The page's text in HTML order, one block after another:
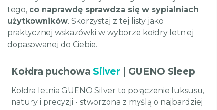
tego, co naprawdę sprawdza się w sypialniach
użytkowników. Skorzystaj z tej listy jako
praktycznej wskazówki w wyborze kołdry letniej
dopasowanej do Ciebie.
Kołdra puchowa Silver | GUENO Sleep
Kołdra letnia GUENO Silver to połączenie luksusu,
natury i precyzji - stworzona z myślą o najbardziej